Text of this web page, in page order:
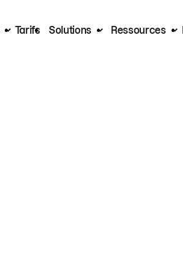
Tarifs Solutions Ressources